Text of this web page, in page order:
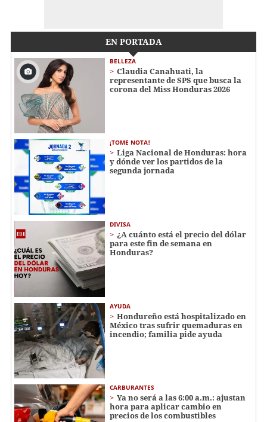
EN PORTADA
BELLEZA
Claudia Canahuati, la
representante de SPS que busca la
corona del Miss Honduras 2026
¡TOME NOTA!
Liga Nacional de Honduras: hora
y dónde ver los partidos de la
segunda jornada
DIVISA
¿A cuánto está el precio del dólar
para este fin de semana en
Honduras?
AYUDA
Hondureño está hospitalizado en
México tras sufrir quemaduras en
incendio; familia pide ayuda
CARBURANTES
Ya no será a las 6:00 a.m.: ajustan
hora para aplicar cambio en
precios de los combustibles